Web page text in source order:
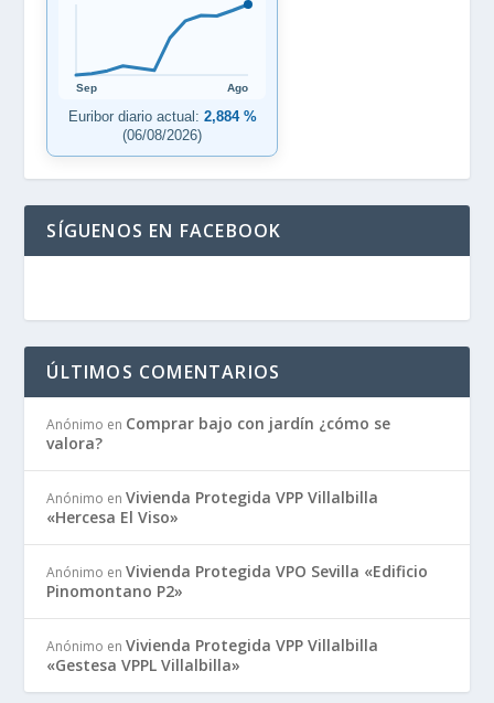
Sep Ago
Euribor diario actual: 2,884 %
(06/08/2026)
SÍGUENOS EN FACEBOOK
ÚLTIMOS COMENTARIOS
Anónimo en Comprar bajo con jardín ¿cómo se
valora?
Anónimo enVivienda Protegida VPP Villalbilla
«Hercesa El Viso»
Anónimo enVivienda Protegida VPO Sevilla «Edificio
Pinomontano P2»
Anónimo enVivienda Protegida VPP Villalbilla
«Gestesa VPPL Villalbilla»